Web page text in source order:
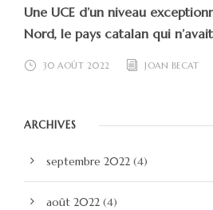
Une UCE d’un niveau
Nord, le pays catalan qui
30 AOÛT 2022 JOAN BECAT
ARCHIVES
septembre 2022 (4)
août 2022 (4)